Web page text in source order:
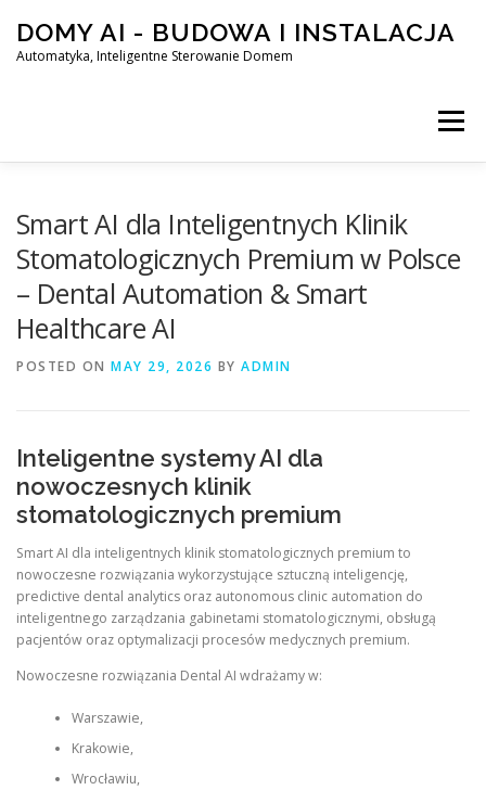
content
DOMY AI - BUDOWA I INSTALACJA
Automatyka, Inteligentne Sterowanie Domem
Menu
SMART DOM AI – AUTOMATYKA, INTELIGENTNE
BLOG KONTAKT
Smart AI dla Inteligentnych Klinik
Stomatologicznych Premium w Polsce
– Dental Automation & Smart
Healthcare AI
POSTED ON MAY 29, 2026 BY ADMIN
Inteligentne systemy AI dla
nowoczesnych klinik
stomatologicznych premium
Smart AI dla inteligentnych klinik stomatologicznych premium to
nowoczesne rozwiązania wykorzystujące sztuczną inteligencję,
predictive dental analytics oraz autonomous clinic automation do
inteligentnego zarządzania gabinetami stomatologicznymi, obsługą
pacjentów oraz optymalizacji procesów medycznych premium.
Nowoczesne rozwiązania Dental AI wdrażamy w:
Warszawie,
Krakowie,
Wrocławiu,